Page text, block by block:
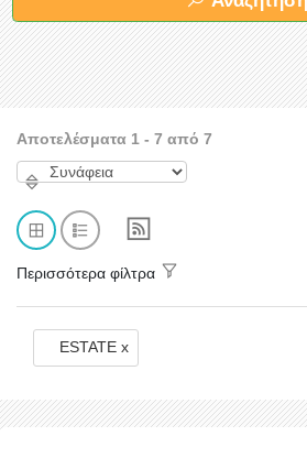
Αποτελέσματα 1 - 7 από 7
Περισσότερα φίλτρα
ESTATE x